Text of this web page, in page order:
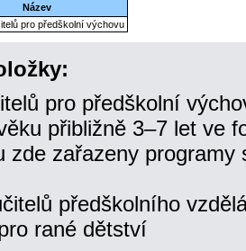
Název
pro předškolní výchovu
pro předškolní
přibližně 3–7 let ve
zde zařazeny
předškolního
rané dětství